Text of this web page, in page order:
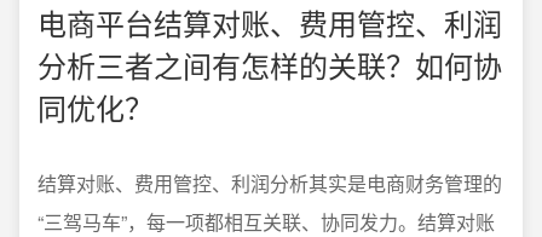
电商平台结算对账、费用管控、利润
分析三者之间有怎样的关联？如何协
同优化？
结算对账、费用管控、利润分析其实是电商财务管理的
“三驾马车”，每一项都相互关联、协同发力。结算对账